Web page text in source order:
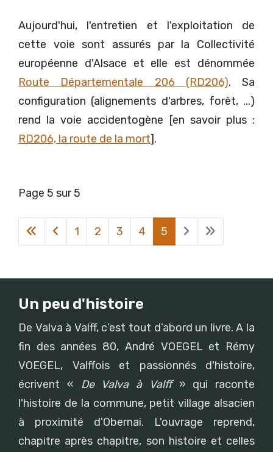
Aujourd'hui, l'entretien et l'exploitation de
cette voie sont assurés par la Collectivité
européenne d'Alsace et elle est dénommée
Route Départementale 206 (RD206). Sa
configuration (alignements d'arbres, forêt, ...)
rend la voie accidentogène [en savoir plus :
RD206, la route de la mort].
Page 5 sur 5
1 2 3 4 5
Un peu d'histoire
De Valva à Valff, c’est tout d’abord un livre. A la
fin des années 80, André VOEGEL et Rémy
VOEGEL, Valffois et passionnés d'histoire,
écrivent « De Valva à Valff» qui raconte
l'histoire de la commune, petit village alsacien
à proximité d'Obernai. L'ouvrage reprend,
chapitre après chapitre, son histoire et celles